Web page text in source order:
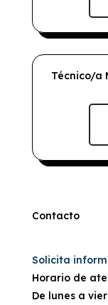
Técnico/a
Contacto
Solicita
Horario
De lunes a